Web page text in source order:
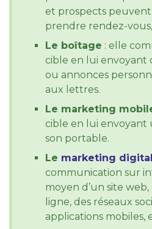
et prospects peuvent
prendre rendez-
Le boîtage : elle
cible en lui envoyant
ou annonces
aux lettres.
Le marketing
cible en lui envoyant
son portable.
Le marketing digital
communication sur
moyen d’un site web,
ligne, des réseaux
applications mobiles,